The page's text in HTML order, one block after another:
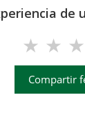
de